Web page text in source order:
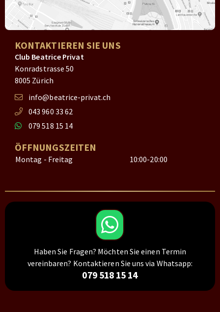
KONTAKTIEREN SIE UNS
Club Beatrice Privat
Konradstrasse 50
8005 Zürich
info@beatrice-privat.ch
043 960 33 62
079 518 15 14
ÖFFNUNGSZEITEN
Montag - Freitag 10:00-20:00
Haben Sie Fragen? Möchten Sie einen Termin
vereinbaren? Kontaktieren Sie uns via Whatsapp:
079 518 15 14